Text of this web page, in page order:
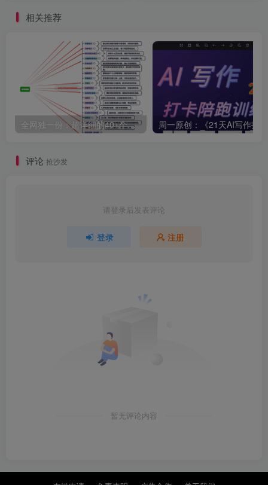
相关推荐
全网独一份：超详细的40+个自媒体赛道领域解析手册，让你的内容创作不再局限！
评论 抢沙发
请登录后发表评论
登录 注册
暂无评论内容